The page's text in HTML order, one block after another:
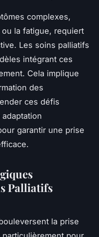
complexes,
la fatigue, requiert
Les soins palliatifs
intégrant ces
Cela implique
des
ces défis
garantir une prise
Palliatifs
la prise